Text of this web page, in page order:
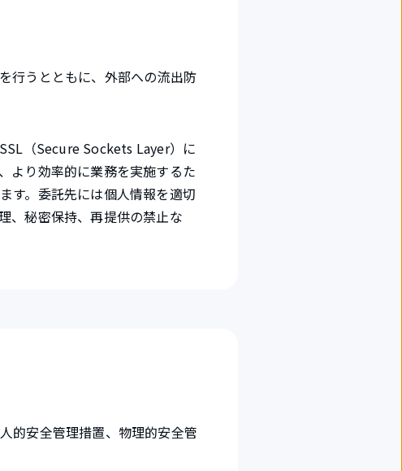
行うとともに、外部への流出防
（Secure Sockets Layer）に
より効率的に業務を実施するた
す。委託先には個人情報を適切
、秘密保持、再提供の禁止な
的安全管理措置、物理的安全管